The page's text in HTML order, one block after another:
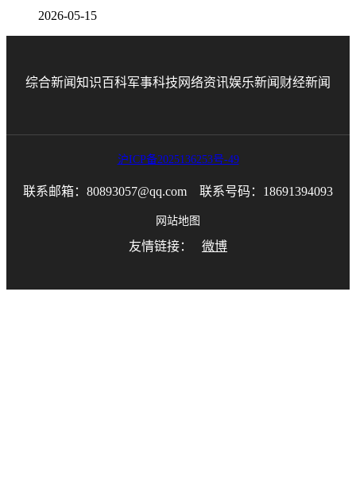
2026-05-15
综合新闻知识百科军事科技 网络资讯娱乐新闻 财经新闻
沪ICP备2025136253号-49
联系邮箱：80893057@qq.com 联系号码：18691394093
网站地图
友情链接： 微博